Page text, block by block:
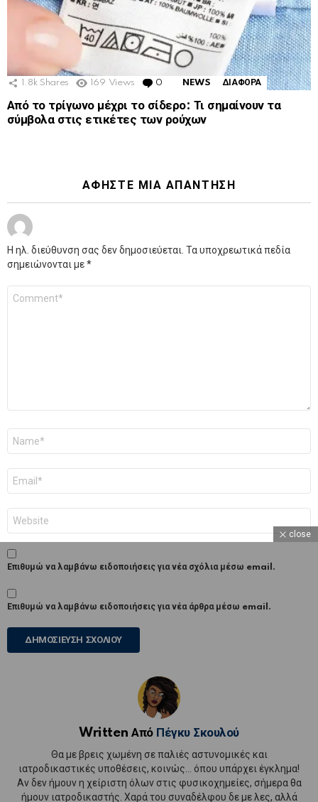
1.8k Shares 169 Views 0 Comments
NEWS ΔΙΑΦΟΡΑ
Από το τρίγωνο μέχρι το σίδερο: Τι σημαίνουν τα
σύμβολα στις ετικέτες των ρούχων
ΑΦΉΣΤΕ ΜΙΑ ΑΠΆΝΤΗΣΗ
Η ηλ. διεύθυνση σας δεν δημοσιεύεται. Τα υποχρεωτικά πεδία
σημειώνονται με*
Επιθυμώ να λαμβάνω ειδοποιήσεις για νέα σχόλια μέσω email.
Επιθυμώ να λαμβάνω ειδοποιήσεις για νέα άρθρα μέσω email.
Written Από Πέγκυ Σκουλού
Θα με βρεις χωμένη σε παλιές αστυνομικές και
ιατροδικαστικές υποθέσεις, κοινώς... όπου υπάρχει έγκλημα!
Αν δεν ήμουν η χείριστη όλων στις φυσικοχημείες, σήμερα θα
ήμουν ιατροδικαστής. Χαρά του συναδέλφου δε με λες, αλλά
close